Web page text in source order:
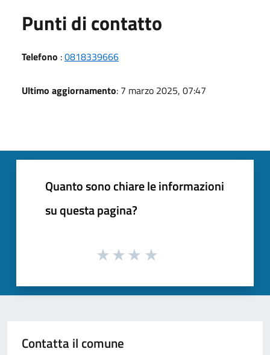
Punti di contatto
Telefono :0818339666
Ultimo aggiornamento: 7 marzo 2025, 07:47
Quanto sono chiare le informazioni
su questa pagina?
Contatta il comune